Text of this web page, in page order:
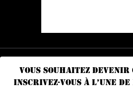
VOUS SOUHAITEZ
INSCRIVEZ-VOUS À L’UNE
Cookies|Politique de confidentialité|
d’usage |Emploi|